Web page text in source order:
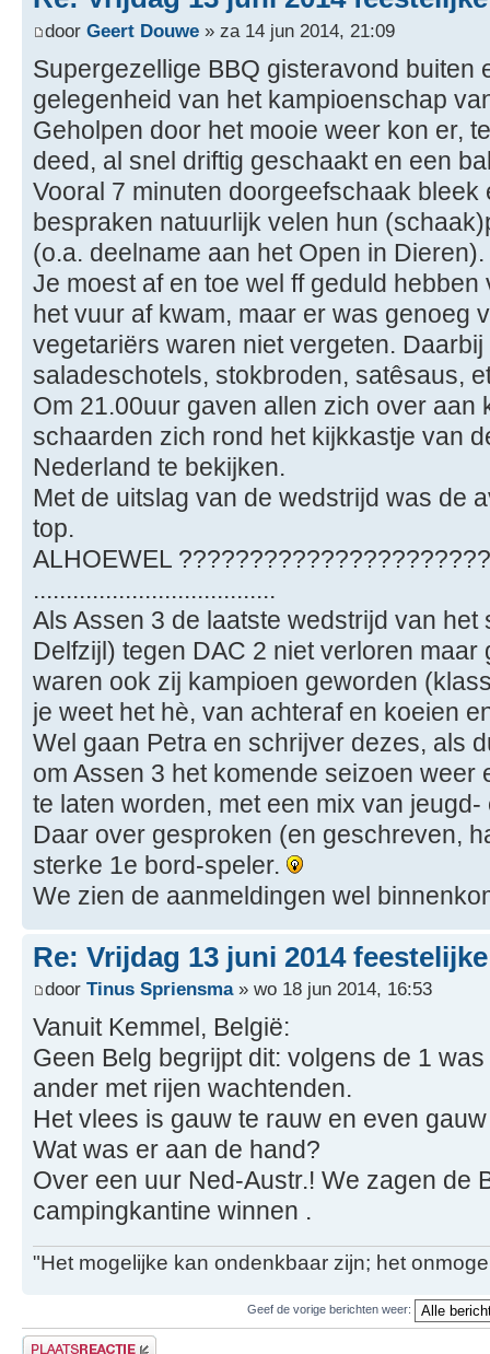
door Geert Douwe » za 14 jun 2014, 21:09
Supergezellige BBQ gisteravond buiten
gelegenheid van het kampioenschap
Geholpen door het mooie weer kon er,
deed, al snel driftig geschaakt en een
Vooral 7 minuten doorgeefschaak
bespraken natuurlijk velen hun
(o.a. deelname aan het Open in Dieren).
Je moest af en toe wel ff geduld
het vuur af kwam, maar er was genoeg
vegetariërs waren niet vergeten.
saladeschotels, stokbroden, satêsaus,
Om 21.00uur gaven allen zich over aan
schaarden zich rond het kijkkastje van
Nederland te bekijken.
Met de uitslag van de wedstrijd was de
top.
ALHOEWEL
.....................................
Als Assen 3 de laatste wedstrijd van
Delfzijl) tegen DAC 2 niet verloren maar
waren ook zij kampioen geworden
je weet het hè, van achteraf en koeien
Wel gaan Petra en schrijver dezes, als
om Assen 3 het komende seizoen weer
te laten worden, met een mix van
Daar over gesproken (en geschreven,
sterke 1e bord-speler.
We zien de aanmeldingen wel
Re: Vrijdag 13 juni 2014
door Tinus Spriensma» wo 18 jun 2014, 16:53
Vanuit Kemmel, België:
Geen Belg begrijpt dit: volgens de 1
ander met rijen wachtenden.
Het vlees is gauw te rauw en even
Wat was er aan de hand?
Over een uur Ned-Austr.! We zagen de
campingkantine winnen .
"Het mogelijke kan ondenkbaar zijn; het
Geef de vorige berichten weer:
Plaats een reactie